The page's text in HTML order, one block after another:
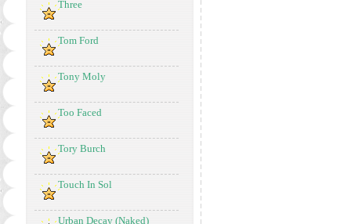
Three
Tom Ford
Tony Moly
Too Faced
Tory Burch
Touch In Sol
Urban Decay (Naked)